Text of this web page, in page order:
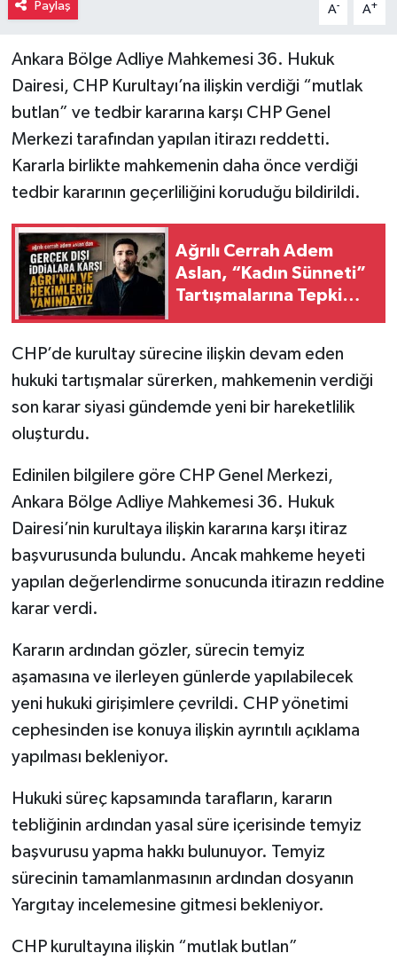
Paylaş A- A+
Ankara Bölge Adliye Mahkemesi 36. Hukuk
Dairesi, CHP Kurultayı’na ilişkin verdiği “mutlak
butlan” ve tedbir kararına karşı CHP Genel
Merkezi tarafından yapılan itirazı reddetti.
Kararla birlikte mahkemenin daha önce verdiği
tedbir kararının geçerliliğini koruduğu bildirildi.
Ağrılı Cerrah Adem
Aslan, “Kadın Sünneti”
Tartışmalarına Tepki
CHP’de kurultay sürecine ilişkin devam eden
hukuki tartışmalar sürerken, mahkemenin verdiği
son karar siyasi gündemde yeni bir hareketlilik
oluşturdu.
Edinilen bilgilere göre CHP Genel Merkezi,
Ankara Bölge Adliye Mahkemesi 36. Hukuk
Dairesi’nin kurultaya ilişkin kararına karşı itiraz
başvurusunda bulundu. Ancak mahkeme heyeti
yapılan değerlendirme sonucunda itirazın reddine
karar verdi.
Kararın ardından gözler, sürecin temyiz
aşamasına ve ilerleyen günlerde yapılabilecek
yeni hukuki girişimlere çevrildi. CHP yönetimi
cephesinden ise konuya ilişkin ayrıntılı açıklama
yapılması bekleniyor.
Hukuki süreç kapsamında tarafların, kararın
tebliğinin ardından yasal süre içerisinde temyiz
başvurusu yapma hakkı bulunuyor. Temyiz
sürecinin tamamlanmasının ardından dosyanın
Yargıtay incelemesine gitmesi bekleniyor.
CHP kurultayına ilişkin “mutlak butlan”